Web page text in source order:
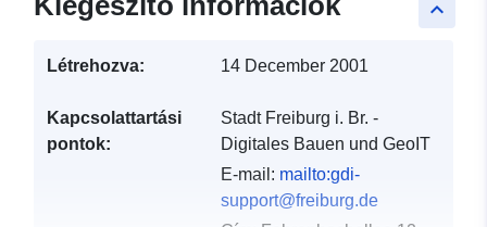
keyboard_arrow_up
Létrehozva: 14 December 2001
Kapcsolattartási
pontok:
Stadt Freiburg i. Br. -
Digitales Bauen und GeoIT
E-mail: mailto:gdi-
support@freiburg.de